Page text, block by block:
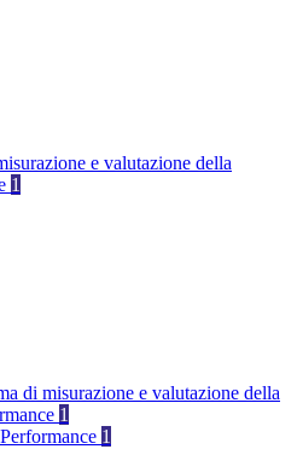
e valutazione della
1
di misurazione e valutazione della
1
1